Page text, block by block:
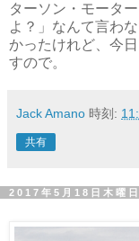
ターソン・モータ
よ？」なんて言わ
かったけれど、今
すので。
Jack Amano 時刻:
共有
2017年5月18日木曜日